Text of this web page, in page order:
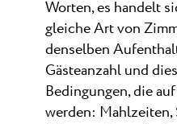
Worten, es handelt
gleiche Art von
denselben
Gästeanzahl und
Bedingungen, die
werden: